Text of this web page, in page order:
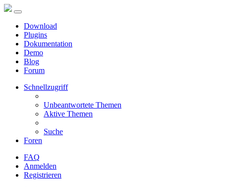
Download
Plugins
Dokumentation
Demo
Blog
Forum
Schnellzugriff
Unbeantwortete Themen
Aktive Themen
Suche
Foren
FAQ
Anmelden
Registrieren